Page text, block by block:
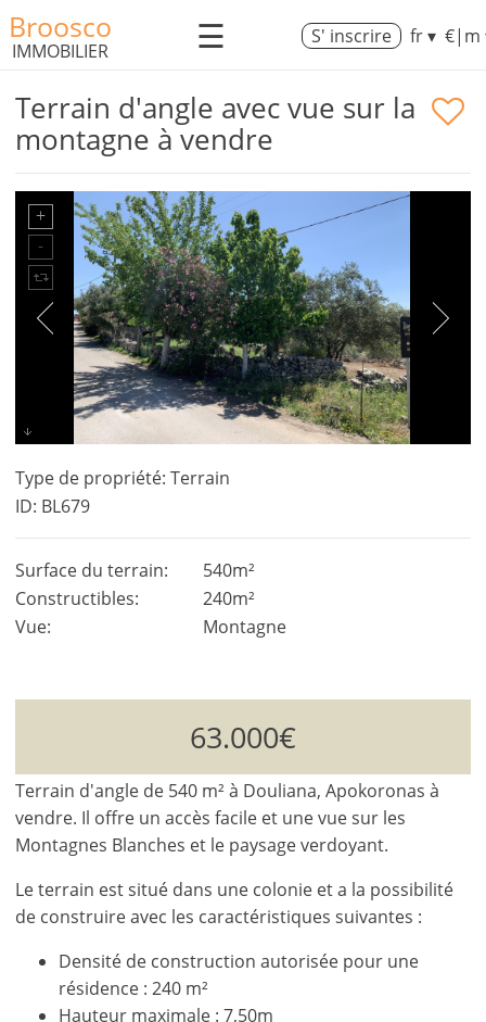
Broosco
IMMOBILIER ☰ S' inscrire fr ▾ €|m
Terrain d'angle avec vue sur la
montagne à vendre
Type de propriété: Terrain
ID: BL679
Surface du terrain:
540m²
Constructibles:
240m²
Vue:
Montagne
63.000€
Terrain d'angle de 540 m² à Douliana, Apokoronas à
vendre. Il offre un accès facile et une vue sur les
Montagnes Blanches et le paysage verdoyant.
Le terrain est situé dans une colonie et a la possibilité
de construire avec les caractéristiques suivantes :
Densité de construction autorisée pour une
résidence : 240 m²
Hauteur maximale : 7,50m